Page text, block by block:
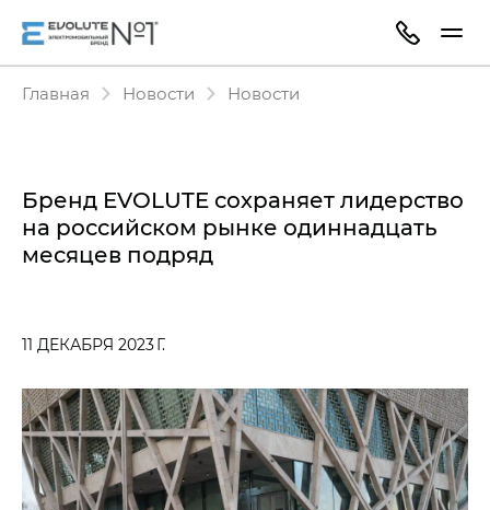
Главная Новости Новости
Бренд EVOLUTE сохраняет лидерство
на российском рынке одиннадцать
месяцев подряд
11 ДЕКАБРЯ 2023 Г.